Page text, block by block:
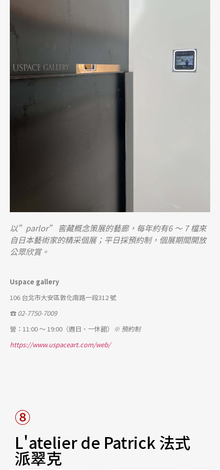
以”parlor” 窖藏概念策展的藝廊，每年約有6 ～ 7 檔來
自日本藝術家的精采個展；平日採預約制，個展期間開放
公眾欣賞。
Uspace gallery
106 台北市大安區敦化南路一段312 號
☎ 02-7750-7009
營：11:00 ～ 19:00（週日、一休館） ※ 預約制
https://www.uspaceart.com/web/
⑧
L'atelier de Patrick 法式
派翠克